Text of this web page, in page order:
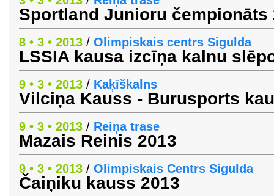
Sportland Junioru čempionāts
8 • 3 • 2013 / Olimpiskais centrs Sigulda
LSSIA kausa izcīņa kalnu
9 • 3 • 2013 / Kaķīškalns
Vilciņa Kauss - Burusports
9 • 3 • 2013 / Reiņa trase
Mazais Reinis 2013
9 • 3 • 2013 / Olimpiskais Centrs Sigulda
Čaiņiku kauss 2013